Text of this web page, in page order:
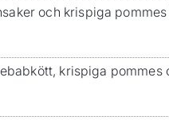
och krispiga
krispiga